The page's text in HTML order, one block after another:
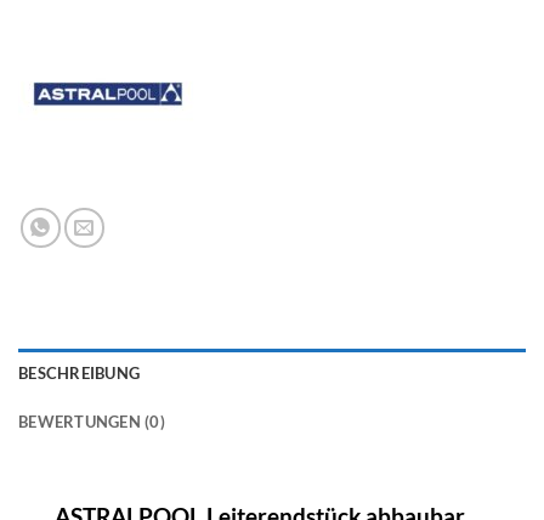
BESCHREIBUNG
BEWERTUNGEN (0)